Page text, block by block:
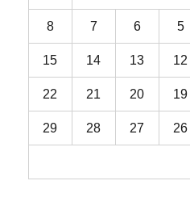
5
6
7
8
12
13
14
15
19
20
21
22
26
27
28
29